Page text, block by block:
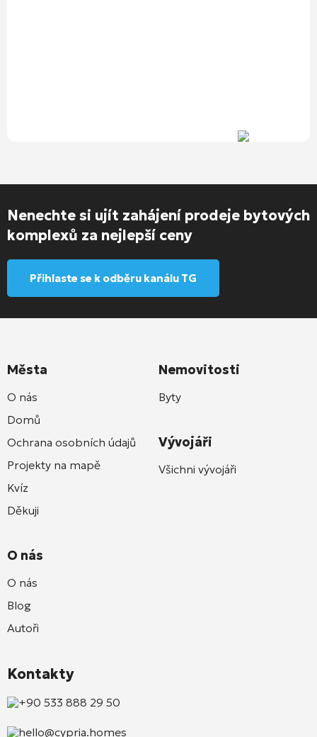
Nenechte si ujít zahájení prodeje bytových
komplexů za nejlepší ceny
Přihlaste se k odběru kanálu TG
Města
O nás
Domů
Ochrana osobních údajů
Projekty na mapě
Kvíz
Děkuji
O nás
O nás
Blog
Autoři
Nemovitosti
Byty
Vývojáři
Všichni vývojáři
Kontakty
+90 533 888 29 50
hello@cypria.homes